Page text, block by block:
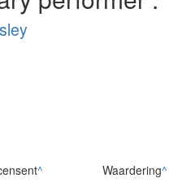
^ Waardering^